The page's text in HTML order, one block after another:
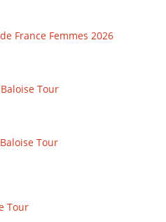
France Femmes 2026
Tour
Tour
Tour